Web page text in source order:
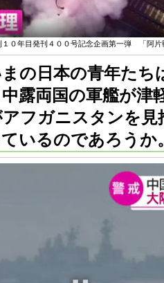
０年目発刊４００号記念企画第一弾 「阿片
の日本の青年たち
露両国の軍艦が津
フガニスタンを
いるのであろうか